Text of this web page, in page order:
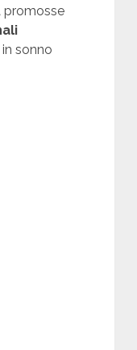
promosse
sonno